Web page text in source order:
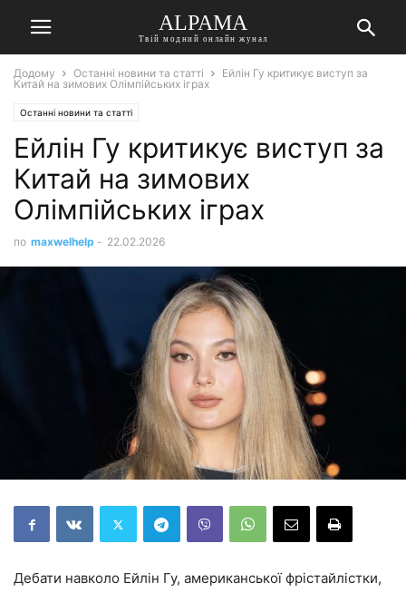
ALPAMA
Твій модний онлайн жунал
Додому Останні новини та статті
Ейлін Гу критикує виступ за
Китай на зимових Олімпійських іграх
Останні новини та статті
Ейлін Гу критикує виступ за
Китай на зимових
Олімпійських іграх
по maxwelhelp - 22.02.2026
Дебати навколо Ейлін Гу, американської фрістайлістки,